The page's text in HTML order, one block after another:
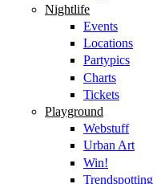
Nightlife
Events
Locations
Partypics
Charts
Tickets
Playground
Webstuff
Urban Art
Win!
Trendspotting